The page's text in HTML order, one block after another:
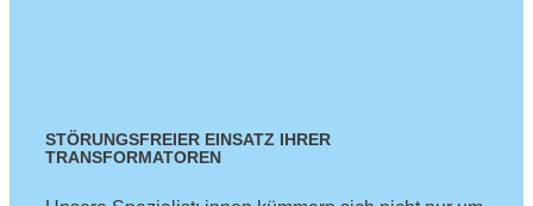
STÖRUNGSFREIER EINSATZ IHRER
TRANSFORMATOREN